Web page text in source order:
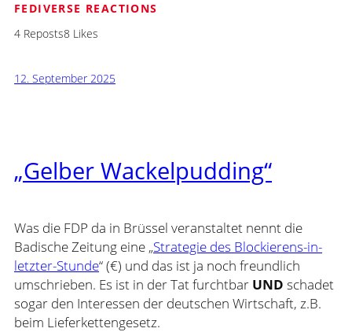
FEDIVERSE REACTIONS
4 Reposts8 Likes
12. September 2025
„Gelber Wackelpudding“
Was die FDP da in Brüssel veranstaltet nennt die
Badische Zeitung eine „Strategie des Blockierens-in-
letzter-Stunde“ (€) und das ist ja noch freundlich
umschrieben. Es ist in der Tat furchtbar UND schadet
sogar den Interessen der deutschen Wirtschaft, z.B.
beim Lieferkettengesetz.